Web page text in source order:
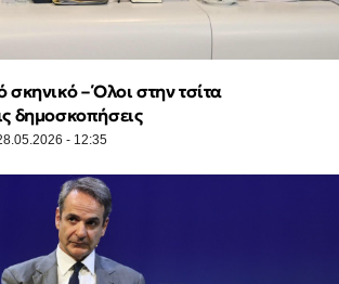
σκηνικό – Όλοι στην τσίτα
δημοσκοπήσεις
- 12:35